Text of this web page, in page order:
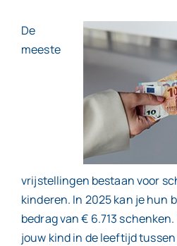
De
meeste
vrijstellingen bestaan voor
kinderen. In 2025 kan je hun
bedrag van € 6.713
jouw kind in de leeftijd tussen